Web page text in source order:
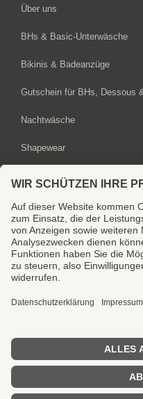
Über uns
BHs & Basic-Unterwäsche
Bikinis & Badeanzüge
Gutschein für BHs, Dessous
Nachtwäsche
Shapewear
Sport-BHs
BH-